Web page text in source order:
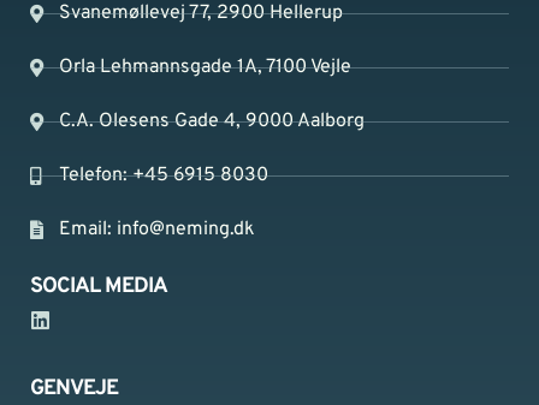
Svanemøllevej 77, 2900 Hellerup
Orla Lehmannsgade 1A, 7100 Vejle
C.A. Olesens Gade 4, 9000 Aalborg
Telefon: +45 6915 8030
Email: info@neming.dk
SOCIAL MEDIA
GENVEJE